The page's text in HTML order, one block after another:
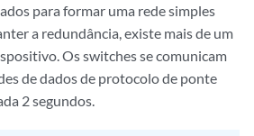
para formar uma rede simples
a redundância, existe mais de um
Os switches se comunicam
de dados de protocolo de ponte
2 segundos.